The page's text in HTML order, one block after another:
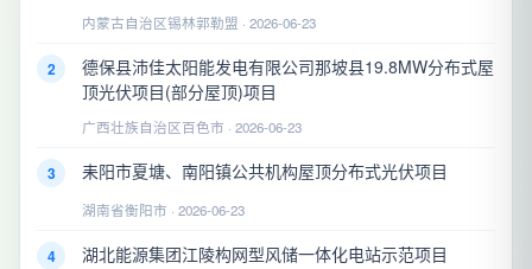
内蒙古自治区锡林郭勒盟 · 2026-06-23
2
德保县沛佳太阳能发电有限公司那坡县19.8MW分布式屋
顶光伏项目(部分屋顶)项目
广西壮族自治区百色市 · 2026-06-23
3 耒阳市夏塘、南阳镇公共机构屋顶分布式光伏项目
湖南省衡阳市 · 2026-06-23
4 湖北能源集团江陵构网型风储一体化电站示范项目